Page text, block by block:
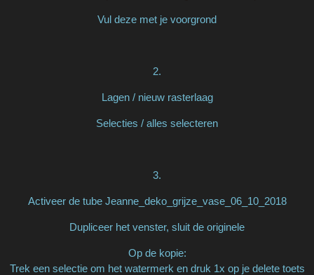
Vul deze met je voorgrond
2.
Lagen / nieuw rasterlaag
Selecties / alles selecteren
3.
Activeer de tube Jeanne_deko_grijze_vase_06_10_2018
Dupliceer het venster, sluit de originele
Op de kopie:
Trek een selectie om het watermerk en druk 1x op je delete toets